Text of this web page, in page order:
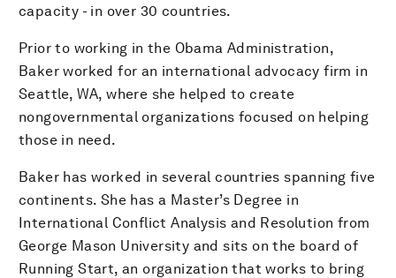
capacity - in over 30 countries.
Prior to working in the Obama Administration,
Baker worked for an international advocacy firm in
Seattle, WA, where she helped to create
nongovernmental organizations focused on helping
those in need.
Baker has worked in several countries spanning five
continents. She has a Master’s Degree in
International Conflict Analysis and Resolution from
George Mason University and sits on the board of
Running Start, an organization that works to bring